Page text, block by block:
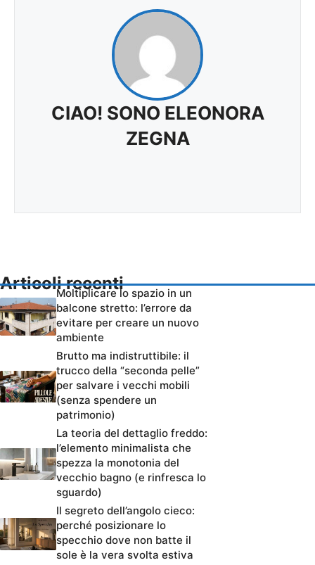
CIAO! SONO ELEONORA
ZEGNA
Articoli recenti
Moltiplicare lo spazio in un
balcone stretto: l’errore da
evitare per creare un nuovo
ambiente
Brutto ma indistruttibile: il
trucco della “seconda pelle”
per salvare i vecchi mobili
(senza spendere un
patrimonio)
La teoria del dettaglio freddo:
l’elemento minimalista che
spezza la monotonia del
vecchio bagno (e rinfresca lo
sguardo)
Il segreto dell’angolo cieco:
perché posizionare lo
specchio dove non batte il
sole è la vera svolta estiva